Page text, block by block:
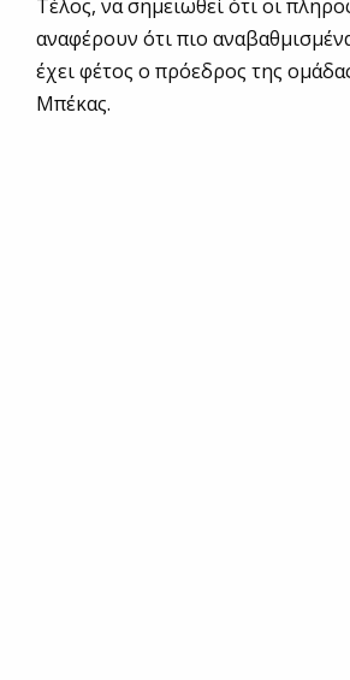
Τέλος, να σημειωθεί ότι οι
αναφέρουν ότι πιο
έχει φέτος ο πρόεδρος της
Μπέκας.